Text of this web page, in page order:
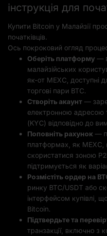
інструкція для
Купити Bitcoin у Малайзії
початківців.
Ось покроковий огляд
Оберіть платформу —
малайзійських
як-от MEXC, доступні
торгові пари BTC.
Створіть акаунт —
електронною адресою
(KYC) відповідно до
Поповніть рахунок —
платформах, як MEXC,
скористатися зоною
підтримується як
Розмістіть ордер на
ринку BTC/USDT або
інтерфейсом купівлі,
Bitcoin.
Підтвердьте та
транзакції, включно з